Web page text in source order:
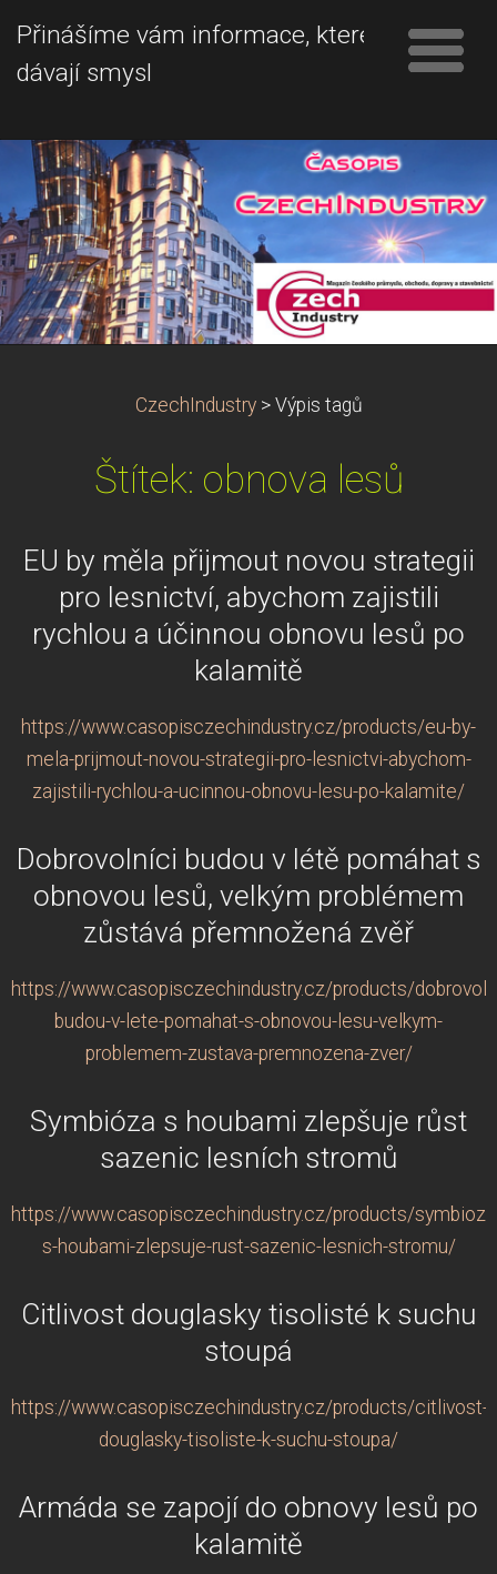
Přinášíme vám informace, které
dávají smysl
CzechIndustry > Výpis tagů
Štítek: obnova lesů
EU by měla přijmout novou strategii
pro lesnictví, abychom zajistili
rychlou a účinnou obnovu lesů po
kalamitě
https://www.casopisczechindustry.cz/products/eu-by-
mela-prijmout-novou-strategii-pro-lesnictvi-abychom-
zajistili-rychlou-a-ucinnou-obnovu-lesu-po-kalamite/
Dobrovolníci budou v létě pomáhat s
obnovou lesů, velkým problémem
zůstává přemnožená zvěř
https://www.casopisczechindustry.cz/products/
budou-v-lete-pomahat-s-obnovou-lesu-velkym-
problemem-zustava-premnozena-zver/
Symbióza s houbami zlepšuje růst
sazenic lesních stromů
https://www.casopisczechindustry.cz/products/
s-houbami-zlepsuje-rust-sazenic-lesnich-stromu/
Citlivost douglasky tisolisté k suchu
stoupá
https://www.casopisczechindustry.cz/products/citlivost-
douglasky-tisoliste-k-suchu-stoupa/
Armáda se zapojí do obnovy lesů po
kalamitě